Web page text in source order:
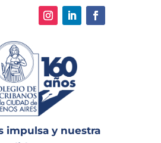
impulsa y nuestra